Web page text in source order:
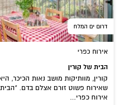
דרום ים המלח
אירוח כפרי
הבית של קורין
קורין, מוותיקות מושב נאות הכיכר,
שאירוח פשוט זורם אצלם בדם. "הבית
אירוח כפרי...